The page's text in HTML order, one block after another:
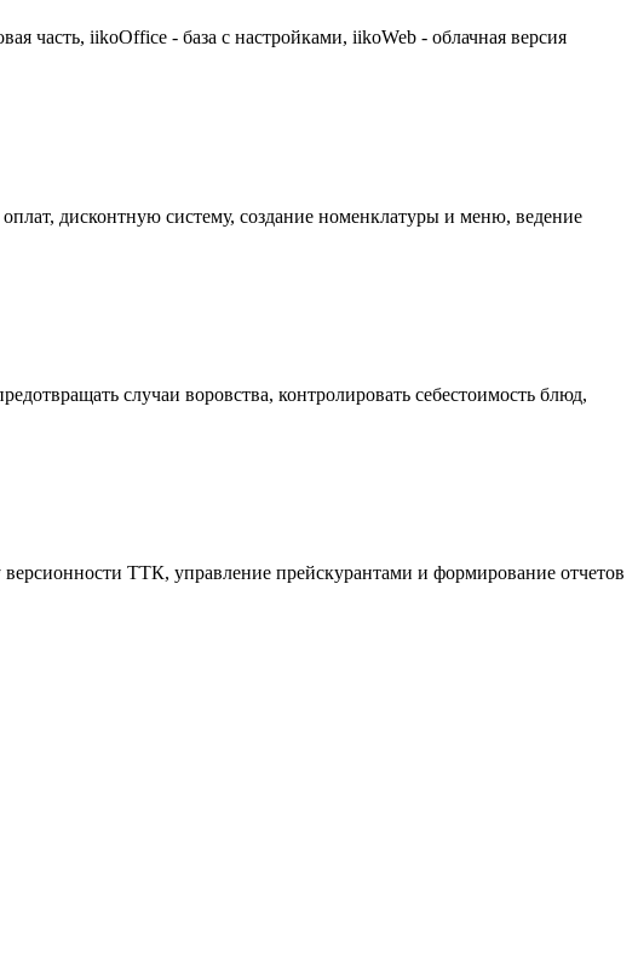
часть, iikoOffice - база с настройками, iikoWeb - облачная версия
дисконтную систему, создание номенклатуры и меню, ведение
случаи воровства, контролировать себестоимость блюд,
ТТК, управление прейскурантами и формирование отчетов